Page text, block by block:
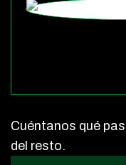
Cuéntanos qué
del resto.